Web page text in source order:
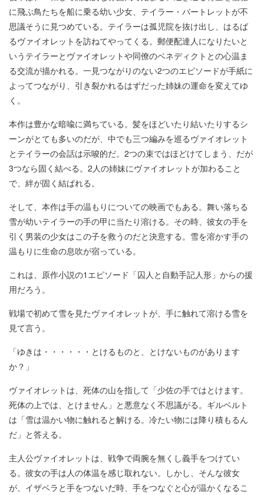
に飛ぶ鳥たちを船に乗る幼い少女、テイラー・バートレットが不
思議そうに見つめている。テイラーは孤児院を抜け出し、はるば
るヴァイオレットを訪ねてやってくる。郵便配達人になりたいと
いうテイラーとヴァイオレットや同僚のベネディクトとの心温ま
る交流が描かれる。一見つながりのない2つのエピソードが手紙に
よってつながり、引き裂かれるはずだった姉妹の運命を変えてゆ
く。
本作は豊かな暗喩に満ちている。髪をほどいたり結いたりするシ
ーンがとても多いのだが、中でも三つ編みを巡るヴァイオレット
とテイラーの会話は示唆的だ。2つの束ではほどけてしまう、だが
3つなら固く結べる。2人の姉妹にヴァイオレットが加わること
で、絆が固く結ばれる。
そして、本作は手の温もりについての映画でもある。舞い落ちる
雪が幼いテイラーの手の甲に当たり溶ける。その時、彼女の手を
引く男装の少女はこの子を救うのだと決意する。雪を溶かす手の
温もりに生命の息吹が宿っている。
これは、原作小説の1エピソード「囚人と自動手記人形」からの援
用だろう。
戦場で初めて雪を見たヴァイオレットが、手に触れて溶ける雪を
見て言う。
「ゆきは・・・・・・とけるものと、とけないものがあります
か？」
ヴァイオレットは、死体の山を指して「少佐の手ではとけます。
死体の上では、とけません」と悪意なく不思議がる。ギルベルト
は「雪は温かい物に触れると解ける。冷たい物には降り積もるん
だ」と答える。
主人公ヴァイオレットは、戦争で両腕を無くし義手をつけてい
る。彼女の手は人の体温を感じ取れない。しかし、そんな彼女
が、イザベラと手をつないだ時、手をつなぐと心が温かくなるこ